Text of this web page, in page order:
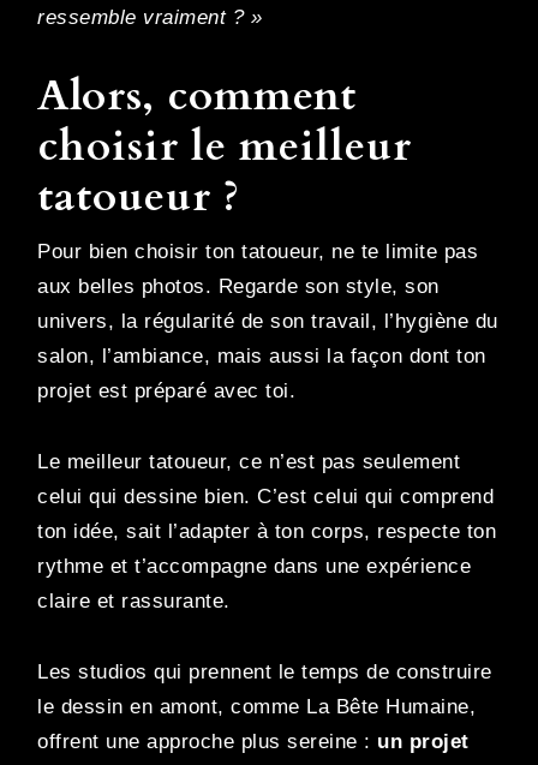
ressemble vraiment ? »
Alors, comment
choisir le meilleur
tatoueur ?
Pour bien choisir ton tatoueur, ne te limite pas
aux belles photos. Regarde son style, son
univers, la régularité de son travail, l’hygiène du
salon, l’ambiance, mais aussi la façon dont ton
projet est préparé avec toi.
Le meilleur tatoueur, ce n’est pas seulement
celui qui dessine bien. C’est celui qui comprend
ton idée, sait l’adapter à ton corps, respecte ton
rythme et t’accompagne dans une expérience
claire et rassurante.
Les studios qui prennent le temps de construire
le dessin en amont, comme La Bête Humaine,
offrent une approche plus sereine : un projet